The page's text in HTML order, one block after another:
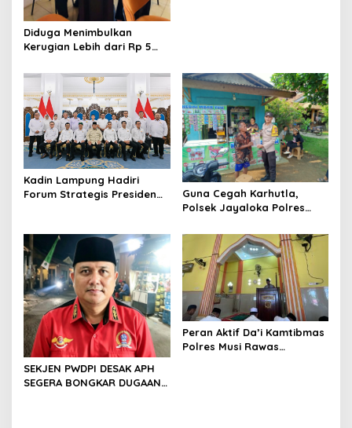
Diduga Menimbulkan
Kerugian Lebih dari Rp 5
Investasi Desak Polda
Lampung Segera Tindak
Pelaku
Kadin Lampung Hadiri
Forum Strategis Presiden
Investasi Daerah
Guna Cegah Karhutla,
Polsek Jayaloka Polres
Patroli dan Himbauan
SEKJEN PWDPI DESAK APH
SEGERA BONGKAR DUGAAN
Peran Aktif Da’i Kamtibmas
Polres Musi Rawas